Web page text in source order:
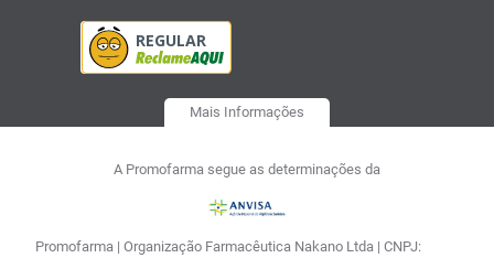
Mais Informações
A Promofarma segue as determinações da
Promofarma | Organização Farmacêutica Nakano Ltda | CNPJ: